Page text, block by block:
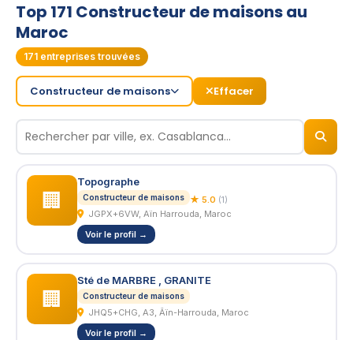
Top 171 Constructeur de maisons au
Maroc
171 entreprises trouvées
Constructeur de maisons Effacer
🏢
Topographe
Constructeur de maisons ★ 5.0 (1)
JGPX+6VW, Aïn Harrouda, Maroc
Voir le profil →
🏢
Sté de MARBRE , GRANITE
Constructeur de maisons
JHQ5+CHG, A3, Âïn-Harrouda, Maroc
Voir le profil →
2
6
4
© 2026BizNiz.ma